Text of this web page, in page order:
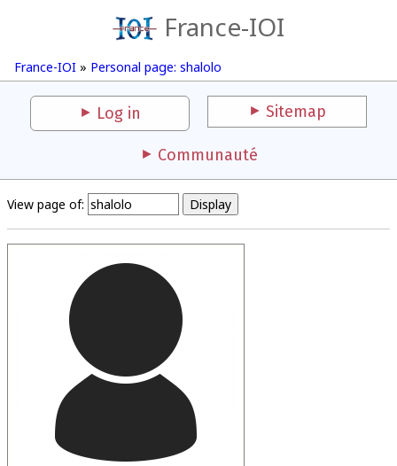
France-IOI
France-IOI » Personal page: shalolo
Log in Sitemap
Communauté
View page of: